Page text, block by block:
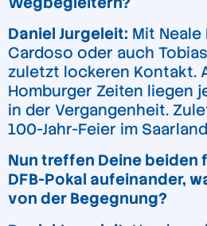
Daniel Jurgeleit: Mit
Cardoso oder auch
zuletzt lockeren Kontakt.
Homburger Zeiten liegen
in der Vergangenheit.
100-Jahr-Feier im
Nun treffen Deine beiden
DFB-Pokal aufeinander,
von der Begegnung?